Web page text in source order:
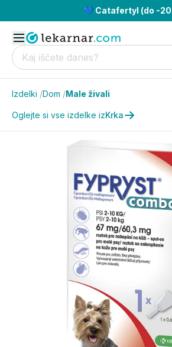
💙 Catafertyl (do -
Izdelki /Dom /Male živali
Oglejte si vse izdelke izKrka